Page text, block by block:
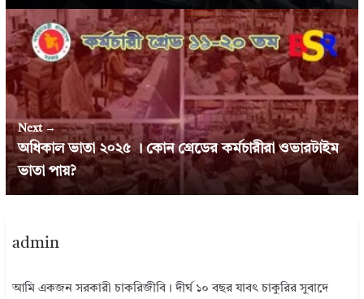
Next →
অধিকাল ভাতা ২০২৫ । কোন গ্রেডের কর্মচারীরা ওভারটাইম
ভাতা পায়?
admin
আমি একজন সরকারী চাকরিজীবি। দীর্ঘ ১০ বছর যাবৎ চাকুরির সুবাদে